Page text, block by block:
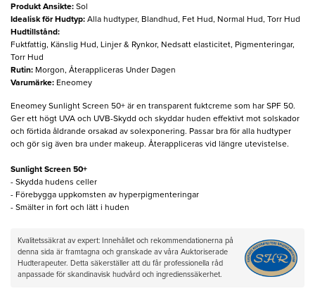
Produkt Ansikte: Sol
Idealisk för Hudtyp: Alla hudtyper, Blandhud, Fet Hud, Normal Hud, Torr Hud
Hudtillstånd:
Fuktfattig, Känslig Hud, Linjer & Rynkor, Nedsatt elasticitet, Pigmenteringar,
Torr Hud
Rutin: Morgon, Återappliceras Under Dagen
Varumärke: Eneomey
Eneomey Sunlight Screen 50+ är en transparent fuktcreme som har SPF 50.
Ger ett högt UVA och UVB-Skydd och skyddar huden effektivt mot solskador
och förtida åldrande orsakad av solexponering. Passar bra för alla hudtyper
och gör sig även bra under makeup. Återappliceras vid längre utevistelse.
Sunlight Screen 50+
- Skydda hudens celler
- Förebygga uppkomsten av hyperpigmenteringar
- Smälter in fort och lätt i huden
Kvalitetssäkrat av expert: Innehållet och rekommendationerna på
denna sida är framtagna och granskade av våra Auktoriserade
Hudterapeuter. Detta säkerställer att du får professionella råd
anpassade för skandinavisk hudvård och ingredienssäkerhet.